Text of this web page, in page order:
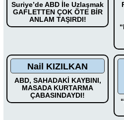
Suriye’de ABD İle Uzlaşmak
GAFLETTEN ÇOK ÖTE BİR
ANLAM TAŞIRDI!
Nail KIZILKAN
ABD, SAHADAKİ KAYBINI,
MASADA KURTARMA
ÇABASINDAYDI!